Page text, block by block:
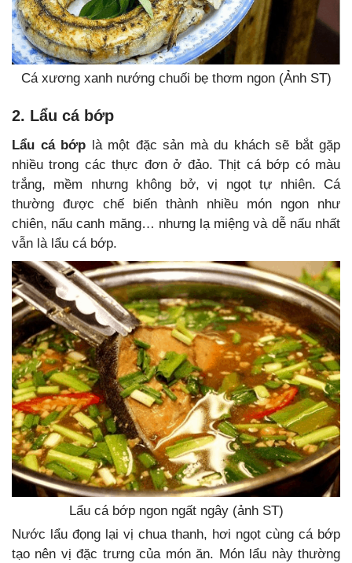
Cá xương xanh nướng chuối bẹ thơm ngon (Ảnh ST)
2. Lẩu cá bớp
Lẩu cá bớp là một đặc sản mà du khách sẽ bắt gặp
nhiều trong các thực đơn ở đảo. Thịt cá bớp có màu
trắng, mềm nhưng không bở, vị ngọt tự nhiên. Cá
thường được chế biến thành nhiều món ngon như
chiên, nấu canh măng… nhưng lạ miệng và dễ nấu nhất
vẫn là lẩu cá bớp.
Lẩu cá bớp ngon ngất ngây (ảnh ST)
Nước lẩu đọng lại vị chua thanh, hơi ngọt cùng cá bớp
tạo nên vị đặc trưng của món ăn. Món lẩu này thường